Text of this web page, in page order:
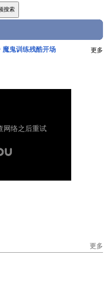
魔鬼训练残酷开场 更多
更多